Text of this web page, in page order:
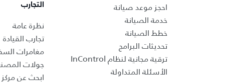
احجز موعد صيانة‎
خدمة الصيانة
خطط الصيانة
تحديثات البرامج
ترقية مجانية لنظام InControl
الأسئلة المتداولة
التجارب
نظرة عامة
تجارب القيادة
مغامرات
جولات
ابحث عن مركز